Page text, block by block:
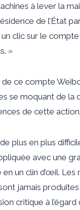
à lever la
de l’État
clic sur le compte
»
de ce compte
se moquant de la
de cette action.
plus en plus
avec une
un clin d’œil.
jamais
critique à